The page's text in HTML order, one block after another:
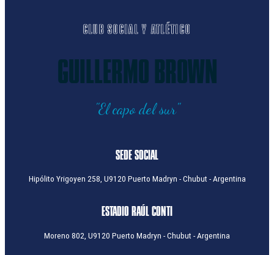
CLUB SOCIAL Y ATLÉTICO
GUILLERMO BROWN
"El capo del sur"
SEDE SOCIAL
Hipólito Yrigoyen 258, U9120 Puerto Madryn - Chubut - Argentina
ESTADIO RAÚL CONTI
Moreno 802, U9120 Puerto Madryn - Chubut - Argentina